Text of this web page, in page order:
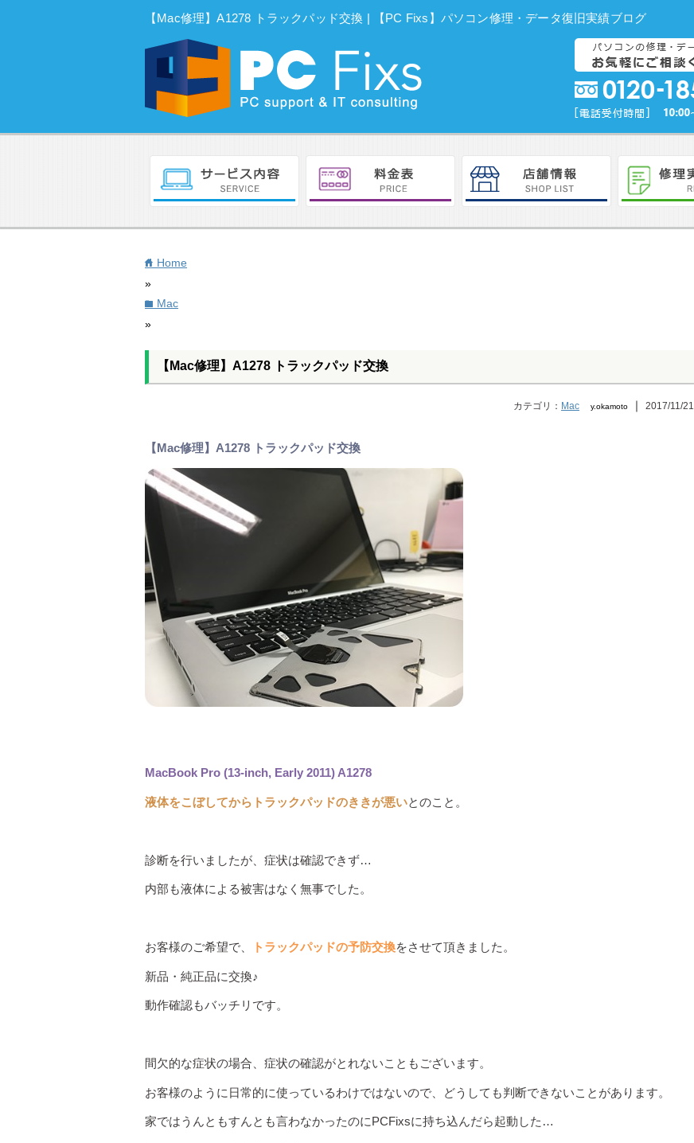
【Mac修理】A1278 トラックパッド交換 | 【PC Fixs】パソコン修理・データ復旧実績ブログ
home Home
»
folder Mac
»
【Mac修理】A1278 トラックパッド交換
カテゴリ： Mac y.okamoto ｜ 2017/11/21
【Mac修理】A1278 トラックパッド交換
MacBook Pro (13-inch, Early 2011) A1278
液体をこぼしてからトラックパッドのききが悪いとのこと。
診断を行いましたが、症状は確認できず…
内部も液体による被害はなく無事でした。
お客様のご希望で、 トラックパッドの予防交換をさせて頂きました。
新品・純正品に交換♪
動作確認もバッチリです。
間欠的な症状の場合、症状の確認がとれないこともございます。
お客様のように日常的に使っているわけではないので、どうしても判断できないことがあります。
家ではうんともすんとも言わなかったのにPCFixsに持ち込んだら起動した…